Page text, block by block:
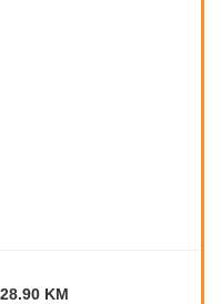
28.90 KM